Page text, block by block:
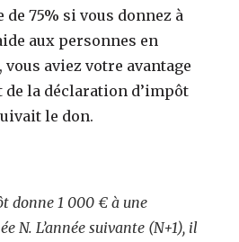
75% si vous donnez à
aux personnes en
aviez votre avantage
la déclaration d’impôt
le don.
donne 1 000 € à une
N. L’année suivante (N+1), il